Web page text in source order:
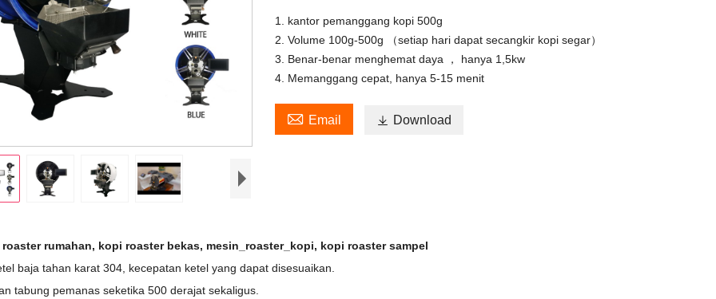
1. kantor pemanggang kopi 500g
2. Volume 100g-500g （setiap hari dapat secangkir kopi segar）
3. Benar-benar menghemat daya ， hanya 1,5kw
4. Memanggang cepat, hanya 5-15 menit
 Email  Download
rumahan, kopi roaster bekas, mesin_roaster_kopi, kopi roaster sampel
baja tahan karat 304, kecepatan ketel yang dapat disesuaikan.
tabung pemanas seketika 500 derajat sekaligus.